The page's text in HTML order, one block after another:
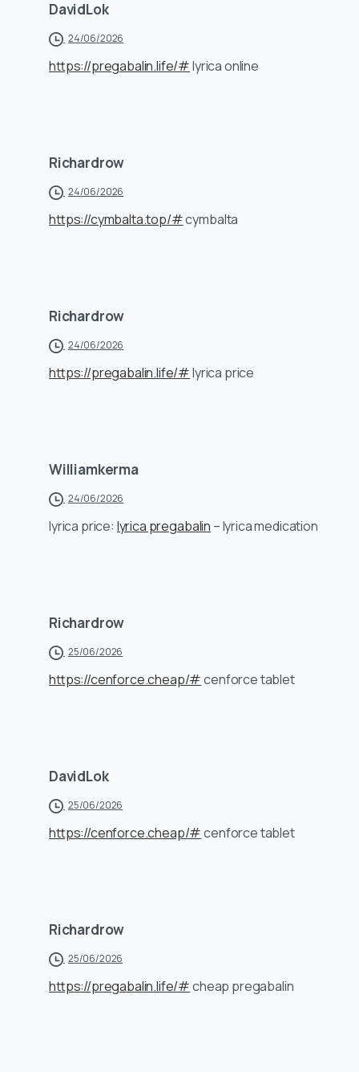
DavidLok
24/06/2026
https://pregabalin.life/#lyrica online
Richardrow
24/06/2026
https://cymbalta.top/#cymbalta
Richardrow
24/06/2026
https://pregabalin.life/#lyrica price
Williamkerma
24/06/2026
lyrica price: lyrica pregabalin – lyrica medication
Richardrow
25/06/2026
https://cenforce.cheap/#cenforce tablet
DavidLok
25/06/2026
https://cenforce.cheap/#cenforce tablet
Richardrow
25/06/2026
https://pregabalin.life/#cheap pregabalin